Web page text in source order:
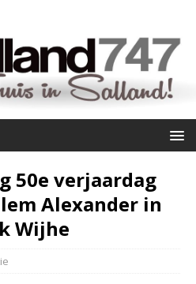
50e verjaardag
Alexander in
Wijhe